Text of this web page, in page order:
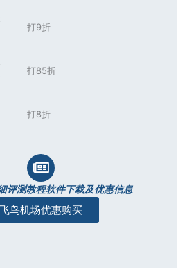
打9折
打85折
打8折
评测教程软件下载及优惠信息
飞鸟机场优惠购买